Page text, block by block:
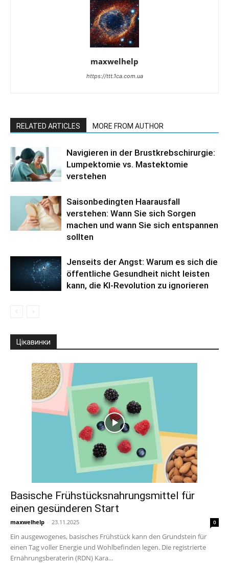
maxwelhelp
https://ttt.1ca.com.ua
RELATED ARTICLES MORE FROM AUTHOR
Navigieren in der Brustkrebschirurgie:
Lumpektomie vs. Mastektomie
verstehen
Saisonbedingten Haarausfall
verstehen: Wann Sie sich Sorgen
machen und wann Sie sich entspannen
sollten
Jenseits der Angst: Warum es sich die
öffentliche Gesundheit nicht leisten
kann, die KI-Revolution zu ignorieren
Цікавинки
Basische Frühstücksnahrungsmittel für
einen gesünderen Start
maxwelhelp - 23.11.2025 0
Ein ausgewogenes, basisches Frühstück kann den Grundstein für
einen Tag voller Energie und Wohlbefinden legen. Die registrierte
Ernährungsberaterin (RDN) Kara...